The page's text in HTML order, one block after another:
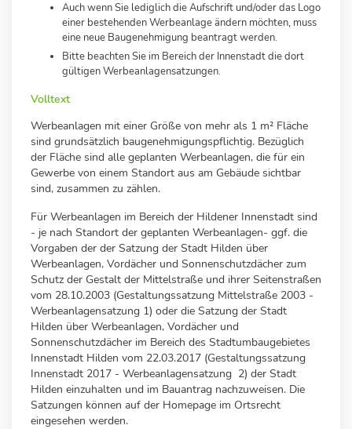
Auch wenn Sie lediglich die Aufschrift und/oder das Logo
einer bestehenden Werbeanlage ändern möchten, muss
eine neue Baugenehmigung beantragt werden.
Bitte beachten Sie im Bereich der Innenstadt die dort
gültigen Werbeanlagensatzungen.
Volltext
Werbeanlagen mit einer Größe von mehr als 1 m² Fläche
sind grundsätzlich baugenehmigungspflichtig. Bezüglich
der Fläche sind alle geplanten Werbeanlagen, die für ein
Gewerbe von einem Standort aus am Gebäude sichtbar
sind, zusammen zu zählen.
Für Werbeanlagen im Bereich der Hildener Innenstadt sind
- je nach Standort der geplanten Werbeanlagen- ggf. die
Vorgaben der der Satzung der Stadt Hilden über
Werbeanlagen, Vordächer und Sonnenschutzdächer zum
Schutz der Gestalt der Mittelstraße und ihrer Seitenstraßen
vom 28.10.2003 (Gestaltungssatzung Mittelstraße 2003 -
Werbeanlagensatzung 1) oder die Satzung der Stadt
Hilden über Werbeanlagen, Vordächer und
Sonnenschutzdächer im Bereich des Stadtumbaugebietes
Innenstadt Hilden vom 22.03.2017 (Gestaltungssatzung
Innenstadt 2017 - Werbeanlagensatzung 2) der Stadt
Hilden einzuhalten und im Bauantrag nachzuweisen. Die
Satzungen können auf der Homepage im Ortsrecht
eingesehen werden.